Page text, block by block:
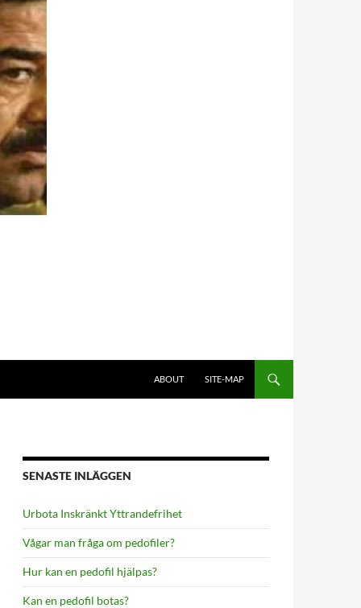
ABOUT
SITE-MAP
SENASTE INLÄGGEN
Urbota Inskränkt Yttrandefrihet
Vågar man fråga om pedofiler?
Hur kan en pedofil hjälpas?
Kan en pedofil botas?